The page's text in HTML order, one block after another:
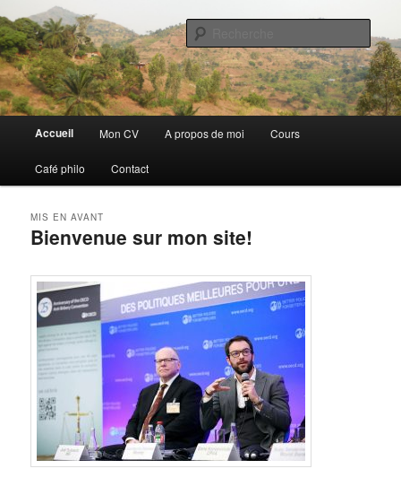
au
contenu
principal
au
contenu
secondaireGuillaume Nicaise
Discovery
Accueil Mon CV A propos de moi Cours
Café philo Contact
Bienvenue sur mon site!
MIS EN AVANT